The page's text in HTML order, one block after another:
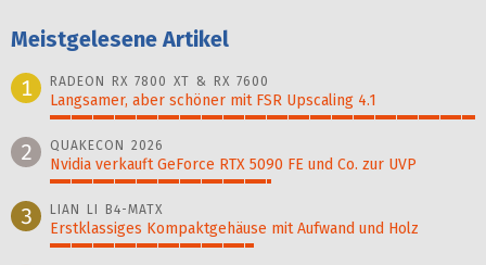
Meistgelesene Artikel
1
RADEON RX 7800 XT & RX 7600
Langsamer, aber schöner mit FSR Upscaling 4.1
2 QUAKECON 2026
Nvidia verkauft GeForce RTX 5090 FE und Co. zur UVP
3 LIAN LI B4-MATX
Erstklassiges Kompaktgehäuse mit Aufwand und Holz